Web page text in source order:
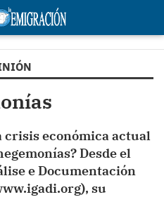
crisis económica actual
Desde el
e Documentación
su